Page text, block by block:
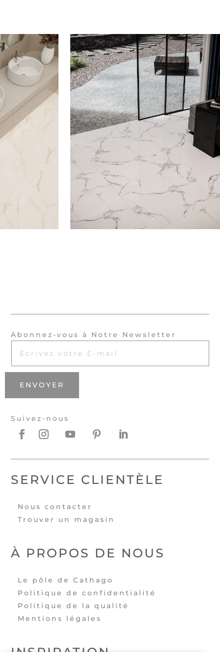
Abonnez-vous à Notre Newsletter
ENVOYER
Suivez-nous
SERVICE CLIENTÈLE
Nous contacter
Trouver un magasin
À PROPOS DE NOUS
Le pôle de Cathago
Politique de confidentialité
Politique de la qualité
Mentions légales